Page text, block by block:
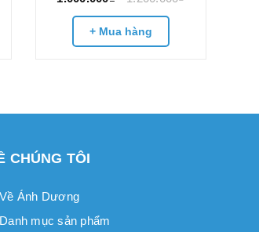
+ Mua hàng
CHÚNG TÔI
Về Ánh Dương
Danh mục sản phẩm